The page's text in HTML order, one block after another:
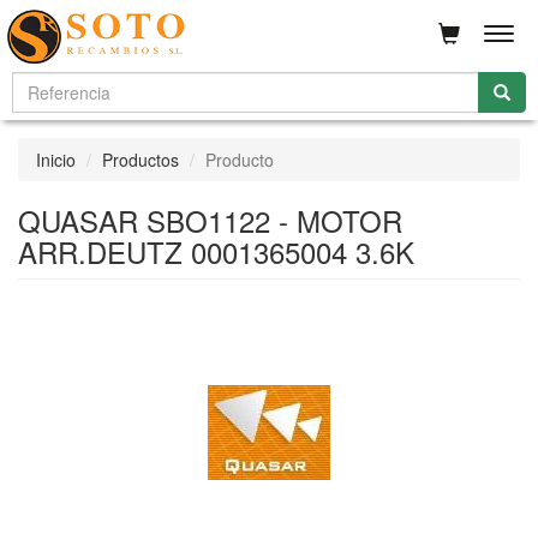
Inicio Productos Producto
QUASAR SBO1122 - MOTOR
ARR.DEUTZ 0001365004 3.6K